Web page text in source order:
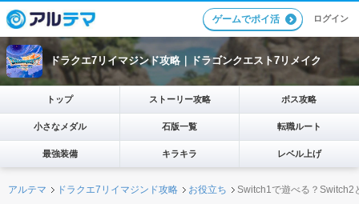
ゲームでポイ活 ログイン
ドラクエ7リイマジンド攻略｜ドラゴンクエスト7リメイク
トップ ストーリー攻略 ボス攻略
小さなメダル 石版一覧 転職ルート
最強装備 キラキラ レベル上げ
アルテマ ドラクエ7リイマジンド攻略 お役立ち Switch1で遊べる？Switch2